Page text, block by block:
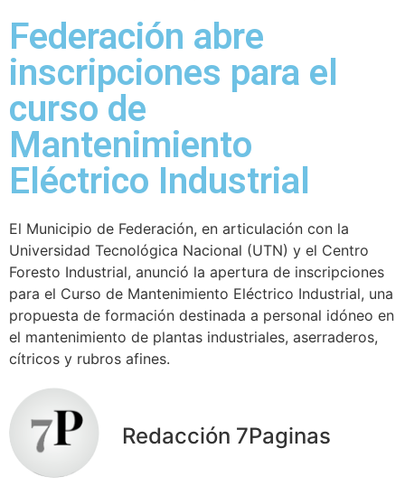
Federación abre
inscripciones para el
curso de
Mantenimiento
Eléctrico Industrial
El Municipio de Federación, en articulación con la
Universidad Tecnológica Nacional (UTN) y el Centro
Foresto Industrial, anunció la apertura de inscripciones
para el Curso de Mantenimiento Eléctrico Industrial, una
propuesta de formación destinada a personal idóneo en
el mantenimiento de plantas industriales, aserraderos,
cítricos y rubros afines.
Redacción 7Paginas